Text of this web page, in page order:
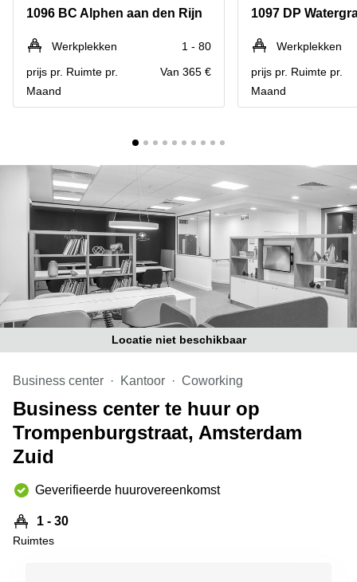
Hengelo
Hilversum
Hoofddorp
Deventer
Tilburg
Zwolle
Amsterdam
Westpoort
Reeuwijk
Business
Arnhem
Business
center
Hilversum
Business
Den
Haag
Coworking
space
Breda
Coworking
in Arnhem
Coworking
space
Hilversum
Coworking
Zwolle
Coworking
1096 BC Alphen aan den Rijn
Werkplekken
1 - 80
prijs pr. Ruimte pr.
Maand
Van 365 €
1097 DP
Werkplekken
prijs pr. Ruimte pr.
Maand
Locatie niet beschikbaar
Business center Kantoor Coworking
Business center te huur op
Trompenburgstraat, Amsterdam
Zuid
Geverifieerde huurovereenkomst
1 - 30
Ruimtes